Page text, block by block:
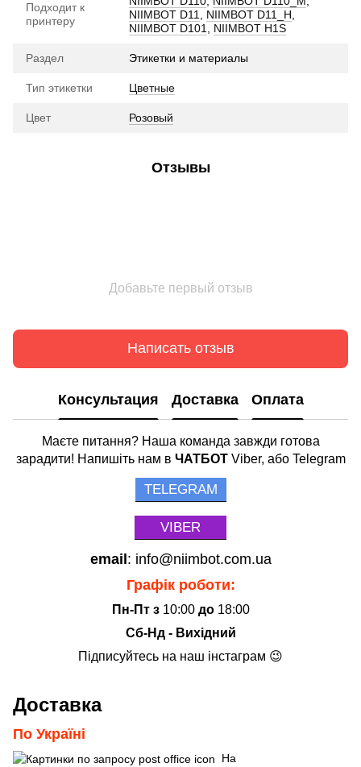
Подходит к
принтеру
NIIMBOT D11
NIIMBOT D11_H
NIIMBOT D101
NIIMBOT H1S
Раздел Этикетки и материалы
Тип этикетки Цветные
Цвет Розовый
Отзывы
Добавьте первый отзыв
Написать отзыв
Консультация Доставка Оплата
Маєте питання? Наша команда завжди готова
зарадити! Напишіть нам в ЧАТБОТViber, або Telegram
TELEGRAM
VIBER
email: info@niimbot.com.ua
Графік роботи:
Пн-Пт з 10:00до 18:00
Сб-Нд - Вихідний
Підписуйтесь на наш інстаграм 😉
Доставка
По Україні
На